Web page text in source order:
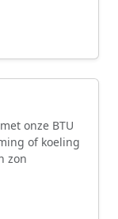
onze BTU
of koeling
zon